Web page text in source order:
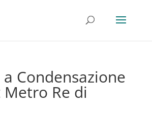
Condensazione
Re di